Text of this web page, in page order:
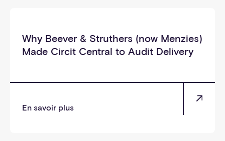
Why Beever & Struthers (now Menzies)
Made Circit Central to Audit Delivery
En savoir plus